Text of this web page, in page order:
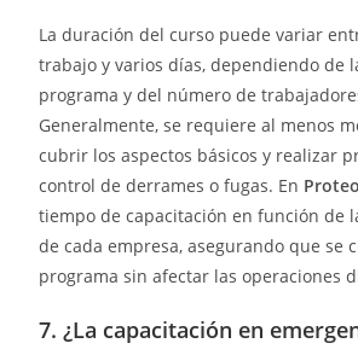
La duración del curso puede variar
trabajo y varios días, dependiendo de
programa y del número de
Generalmente, se requiere al menos
cubrir los aspectos básicos y realizar
control de derrames o fugas. En Proteo
tiempo de capacitación en función de
de cada empresa, asegurando que se
programa sin afectar las operaciones
7. ¿La capacitación en